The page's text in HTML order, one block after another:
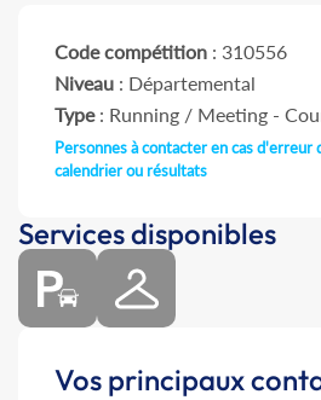
Code compétition : 310556
Niveau : Départemental
Type: Running / Meeting -
Personnes à contacter en cas d'erreur
calendrier ou résultats
Services disponibles
Vos principaux